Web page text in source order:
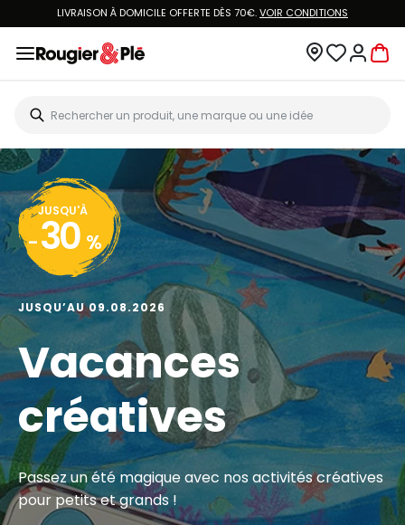
LIVRAISON À DOMICILE OFFERTE DÈS 70€.VOIR CONDITIONS
JUSQU'À
- 30 %
JUSQU’AU 09.08.2026
Vacances
créatives
Passez un été magique avec nos activités créatives
pour petits et grands !